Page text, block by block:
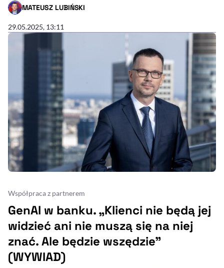
MATEUSZ LUBIŃSKI
- AUTOR ARTYKUŁU - PROFIL
29.05.2025, 13:11
Współpraca z partnerem
GenAI w banku. „Klienci nie będą jej
widzieć ani nie muszą się na niej
znać. Ale będzie wszędzie”
(WYWIAD)